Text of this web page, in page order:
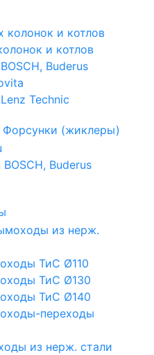
и котлов
Buderus
Technic
Форсунки (жиклеры)
Buderus
из нерж.
ТиС Ø110
ТиС Ø130
ТиС Ø140
переходы
из нерж. стали